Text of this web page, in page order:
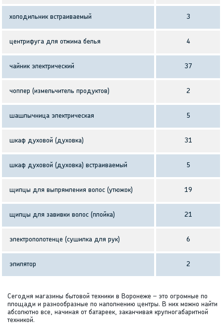
холодильник встраиваемый 3
центрифуга для отжима белья 4
чайник электрический 37
чоппер (измельчитель продуктов) 2
шашлычница электрическая 5
шкаф духовой (духовка) 31
шкаф духовой (духовка) встраиваемый 5
щипцы для выпрямления волос (утюжок) 19
щипцы для завивки волос (плойка) 21
электрополотенце (сушилка для рук) 6
эпилятор 2
Сегодня магазины бытовой техники в Воронеже – это огромные по
площади и разнообразные по наполнению центры. В них можно найти
абсолютно все, начиная от батареек, заканчивая крупногабаритной
техникой.